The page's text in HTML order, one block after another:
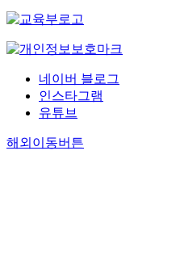
네이버 블로그
인스타그램
유튜브
해외이동버튼